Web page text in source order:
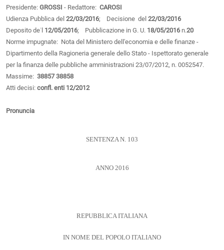
Presidente: GROSSI - Redattore: CAROSI
Udienza Pubblica del 22/03/2016; Decisione del 22/03/2016
Deposito de˙l 12/05/2016; Pubblicazione in G. U. 18/05/2016n.20
Norme impugnate: Nota del Ministero dell'economia e delle finanze -
Dipartimento della Ragioneria generale dello Stato - Ispettorato generale
per la finanza delle pubbliche amministrazioni 23/07/2012, n. 0052547.
Massime: 38857 38858
Atti decisi: confl. enti 12/2012
Pronuncia
SENTENZA N. 103
ANNO 2016
REPUBBLICA ITALIANA
IN NOME DEL POPOLO ITALIANO